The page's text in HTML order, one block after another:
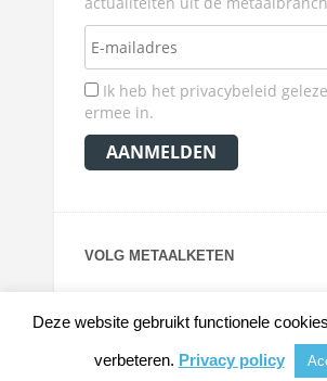
Ik heb het privacybeleid
ermee in.
VOLG METAALKETEN
Deze website gebruikt functionele
verbeteren. Privacy policy